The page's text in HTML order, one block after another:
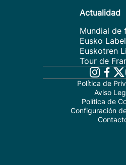
Actualidad
Mundial de
Eusko
Euskotren
Tour de
Política de
Aviso
Política de
Configuración